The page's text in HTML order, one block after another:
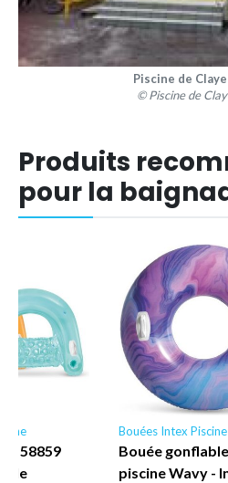
Piscine de
© Piscine de
Produits
pour la
- 58859
Bouées Intex Piscine
Bouée
piscine Wavy -